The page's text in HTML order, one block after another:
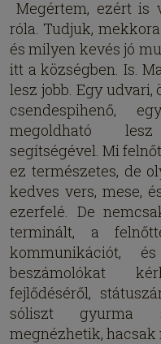
Megértem, ezért is
róla. Tudjuk,
és milyen kevés jó
itt a községben. Is.
lesz jobb. Egy
csendespihenő,
megoldható
segítségével. Mi
ez természetes, de
kedves vers, mese,
ezerfelé. De
terminált, a
kommunikációt,
beszámolókat
fejlődéséről,
sóliszt gyurma
megnézhetik,